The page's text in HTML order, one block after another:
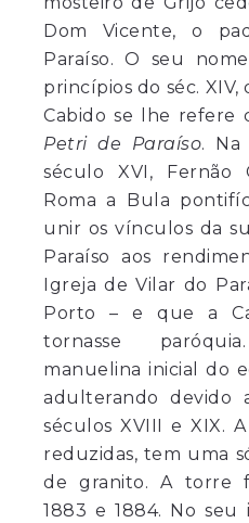
Dom Vicente, o
Paraíso. O seu
princípios do séc.
Cabido se lhe refere
Petri de Paraíso. Na
século XVI, Fernão
Roma a Bula
unir os vínculos da
Paraíso aos
Igreja de Vilar do
Porto – e que a
tornasse
manuelina inicial do
adulterando devido
séculos XVIII e XIX.
reduzidas, tem uma
de granito. A torre
1883 e 1884. No